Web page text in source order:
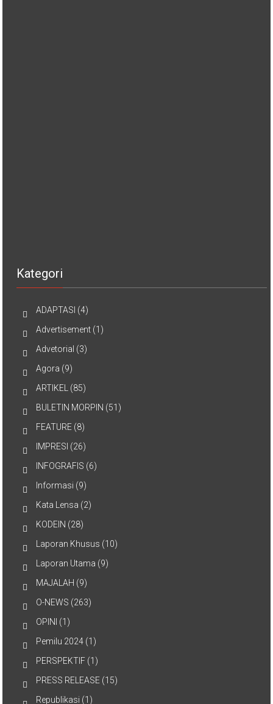
Kategori
ADAPTASI (4)
Advertisement (1)
Advetorial (3)
Agora (9)
ARTIKEL (85)
BULETIN MORPIN (51)
FEATURE (8)
IMPRESI (26)
INFOGRAFIS (6)
Informasi (9)
Kata Lensa (2)
KODEIN (28)
Laporan Khusus (10)
Laporan Utama (9)
MAJALAH (9)
O-NEWS (263)
OPINI (1)
Pemilu 2024 (1)
PERSPEKTIF (1)
PRESS RELEASE (15)
Republikasi (1)